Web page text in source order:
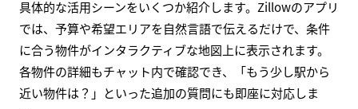
具体的な活用シーンをいくつか紹介します。Zillowのアプリ
では、予算や希望エリアを自然言語で伝えるだけで、条件
に合う物件がインタラクティブな地図上に表示されます。
各物件の詳細もチャット内で確認でき、「もう少し駅から
近い物件は？」といった追加の質問にも即座に対応しま